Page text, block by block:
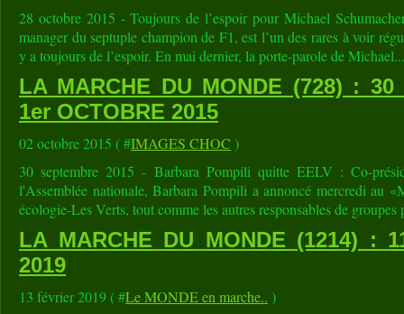
28 octobre 2015 - Toujours de l’espoir pour Michael
manager du septuple champion de F1, est l’un des rares à voir
y a toujours de l’espoir. En mai dernier, la porte-parole de Michael...
LA MARCHE DU MONDE (728) : 30
1er OCTOBRE 2015
02 octobre 2015 ( #IMAGES CHOC )
30 septembre 2015 - Barbara Pompili quitte EELV : Co-
l'Assemblée nationale, Barbara Pompili a annoncé mercredi au
écologie-Les Verts, tout comme les autres responsables de groupes
LA MARCHE DU MONDE (1214) :
2019
13 février 2019 ( #Le MONDE en marche.. )